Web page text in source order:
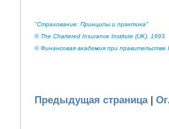
"Страхование: Принципы и практика"
© The Chartered Insurance Institute (UK), 1993.
© Финансовая академия при правительстве
Предыдущая страница|